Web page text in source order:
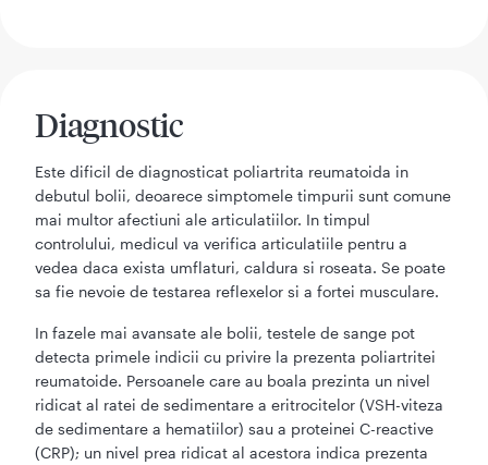
Diagnostic
Este dificil de diagnosticat poliartrita reumatoida in
debutul bolii, deoarece simptomele timpurii sunt comune
mai multor afectiuni ale articulatiilor. In timpul
controlului, medicul va verifica articulatiile pentru a
vedea daca exista umflaturi, caldura si roseata. Se poate
sa fie nevoie de testarea reflexelor si a fortei musculare.
In fazele mai avansate ale bolii, testele de sange pot
detecta primele indicii cu privire la prezenta poliartritei
reumatoide. Persoanele care au boala prezinta un nivel
ridicat al ratei de sedimentare a eritrocitelor (VSH-viteza
de sedimentare a hematiilor) sau a proteinei C-reactive
(CRP); un nivel prea ridicat al acestora indica prezenta